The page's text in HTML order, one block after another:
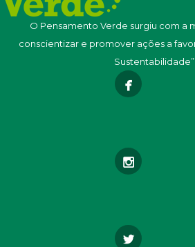
O Pensamento Verde surgiu com a
conscientizar e promover ações a
Sustentabilidade”.